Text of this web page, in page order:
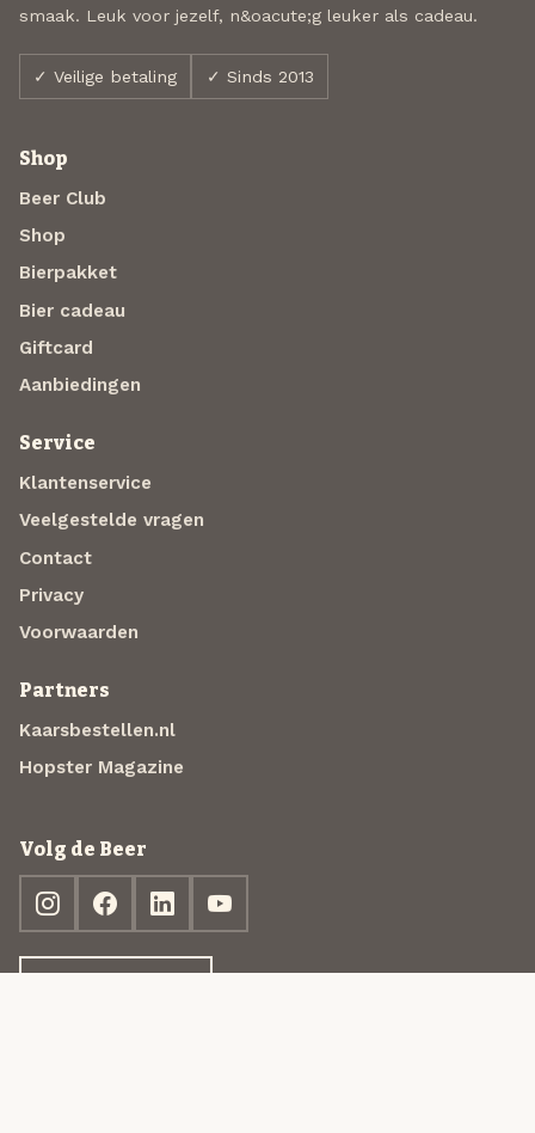
smaak. Leuk voor jezelf, n&oacute;g leuker als cadeau.
✓ Veilige betaling ✓ Sinds 2013
Shop
Beer Club
Shop
Bierpakket
Bier cadeau
Giftcard
Aanbiedingen
Service
Klantenservice
Veelgestelde vragen
Contact
Privacy
Voorwaarden
Partners
Kaarsbestellen.nl
Hopster Magazine
Volg de Beer